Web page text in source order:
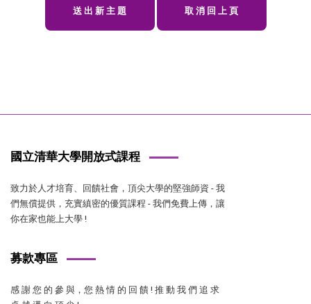
送出新主題 取消回上頁
國立清華大學開放式課程
致力於人才培育、回饋社會，頂尖大學的堅強師資 - 我
們無償提供，充實縝密的優質課程 - 我們免費上傳，讓
你在家也能上大學 !
募款專區
感 謝 您 的 參 與，您 熱 情 的 回 饋 ! 推 動 我 們 追 求